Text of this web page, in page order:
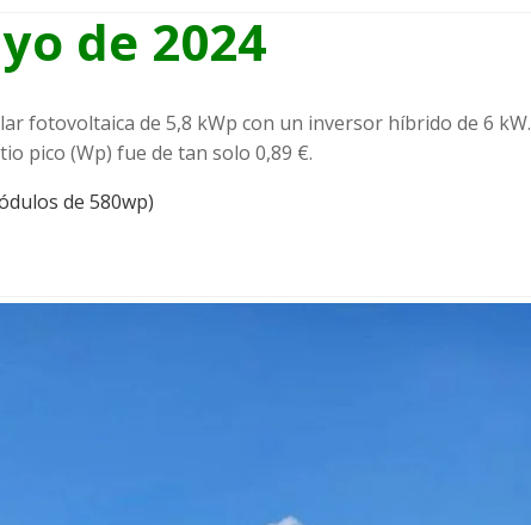
de 2024
fotovoltaica de 5,8 kWp con un inversor híbrido de 6
pico (Wp) fue de tan solo 0,89 €.
de 580wp)